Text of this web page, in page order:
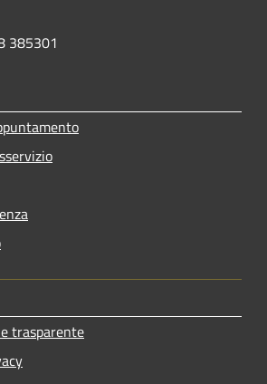
385301
trasparente